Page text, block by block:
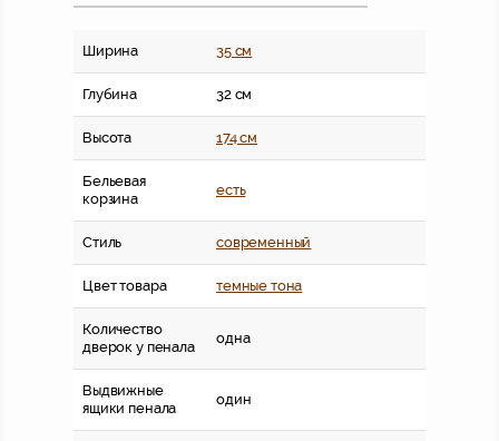
Ширина 35 см
Глубина 32 см
Высота 174 см
Бельевая
корзина
есть
Стиль современный
Цвет товара темные тона
Количество
дверок у пенала
одна
Выдвижные
ящики пенала
один